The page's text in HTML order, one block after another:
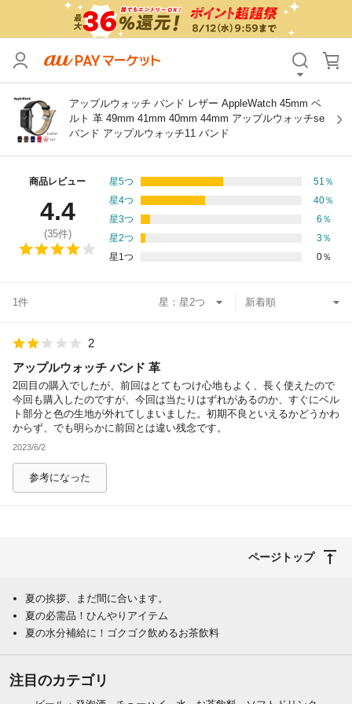
アップルウォッチ バンド レザー AppleWatch 45mm ベ
ルト 革 49mm 41mm 40mm 44mm アップルウォッチse
バンド アップルウォッチ11 バンド
商品レビュー
4.4
(35件)
星5つ 51 ％
星4つ
40％
星3つ
6 ％
星2つ
3％
星1つ
0％
1件 星：
2
アップルウォッチ バンド 革
2回目の購入でしたが、前回はとてもつけ心地もよく、長く使えたので
今回も購入したのですが、今回は当たりはずれがあるのか、すぐにベル
ト部分と色の生地が外れてしまいました。初期不良といえるかどうかわ
からず、でも明らかに前回とは違い残念です。
2023/6/2
参考になった
ページトップ
夏の挨拶、まだ間に合います。
夏の必需品！ひんやりアイテム
夏の水分補給に！ゴクゴク飲めるお茶飲料
注目のカテゴリ
カテゴリ すべて
価格 すべて
支払い方法
その他の条件
送料無料
Pontaパス特典対象すべて
除外ワード